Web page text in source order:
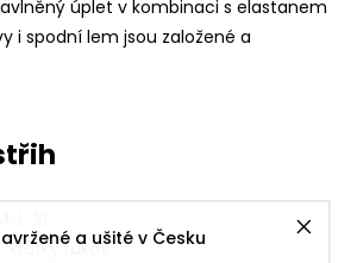
a ušité v Česku
úplet v kombinaci s elastanem
i spodní lem jsou založené a
krátký rukáv